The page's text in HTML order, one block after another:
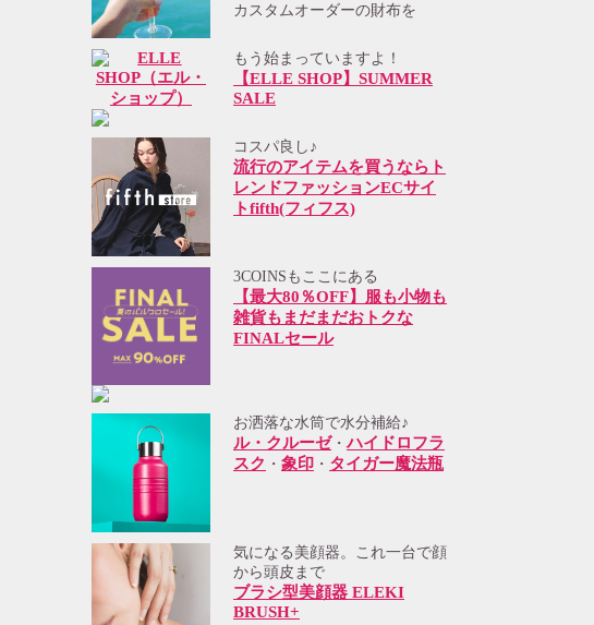
カスタムオーダーの財布を
もう始まっていますよ！
【ELLE SHOP】SUMMER
SALE
コスパ良し♪
流行のアイテムを買うならト
レンドファッションECサイ
トfifth(フィフス)
3COINSもここにある
【最大80％OFF】服も小物も
雑貨もまだまだおトクな
FINALセール
お洒落な水筒で水分補給♪
ル・クルーゼ・ハイドロフラ
スク ・象印 ・ タイガー魔法瓶
気になる美顔器。これ一台で顔
から頭皮まで
ブラシ型美顔器 ELEKI
BRUSH+